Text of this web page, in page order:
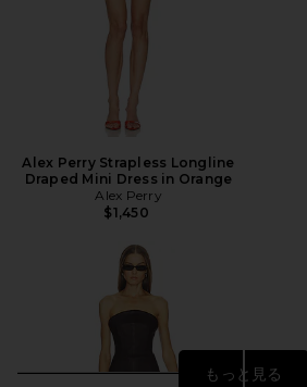
Alex Perry Strapless Longline
Draped Mini Dress in Orange
Alex Perry
$1,450
もっと見る